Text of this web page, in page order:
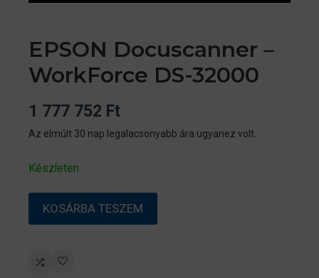
EPSON Docuscanner –
WorkForce DS-32000
1 777 752 Ft
Az elmúlt 30 nap legalacsonyabb ára ugyanez volt.
Készleten
EPSON
WorkForce
KOSÁRBA TESZEM